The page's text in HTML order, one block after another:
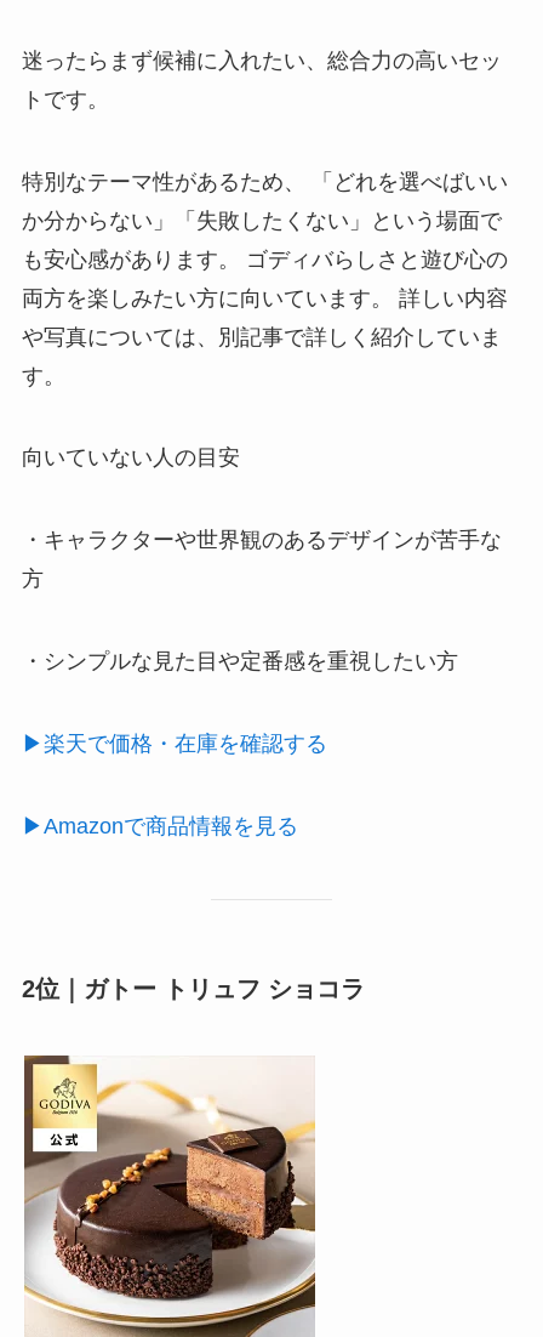
迷ったらまず候補に入れたい、総合力の高いセッ
トです。
特別なテーマ性があるため、 「どれを選べばいい
か分からない」「失敗したくない」という場面で
も安心感があります。 ゴディバらしさと遊び心の
両方を楽しみたい方に向いています。 詳しい内容
や写真については、別記事で詳しく紹介していま
す。
向いていない人の目安
・キャラクターや世界観のあるデザインが苦手な
方
・シンプルな見た目や定番感を重視したい方
▶楽天で価格・在庫を確認する
▶Amazonで商品情報を見る
2位｜ガトー トリュフ ショコラ